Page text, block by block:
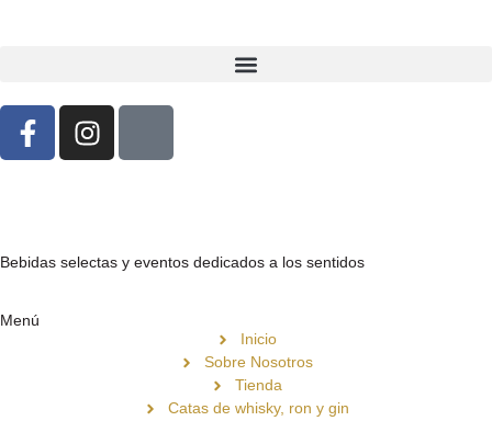
Bebidas selectas y eventos dedicados a los sentidos
Menú
Inicio
Sobre Nosotros
Tienda
Catas de whisky, ron y gin